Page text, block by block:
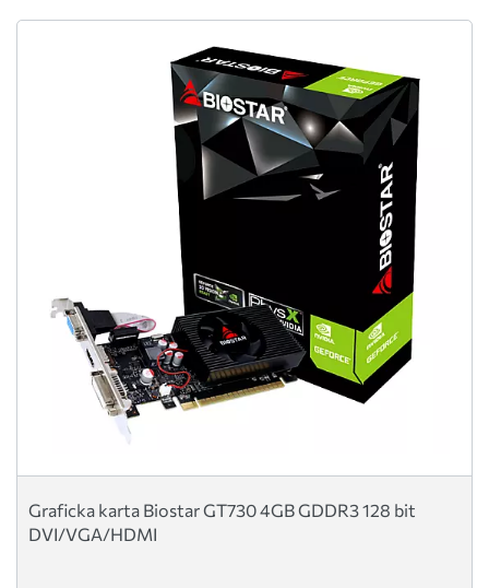
Graficka karta Biostar GT730 4GB GDDR3 128 bit
DVI/VGA/HDMI